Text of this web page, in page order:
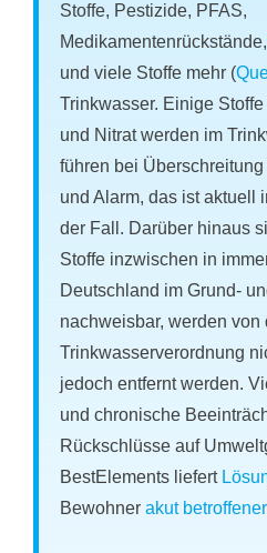
Stoffe, Pestizide, PFAS,
Medikamentenrückstände,
und viele Stoffe mehr (
Trinkwasser. Einige
und Nitrat werden im
führen bei
und Alarm, das ist aktuell
der Fall. Darüber hinaus
Stoffe inzwischen in
Deutschland im Grund-
nachweisbar, werden von
Trinkwasserverordnung
jedoch entfernt werden.
und chronische
Rückschlüsse auf
BestElements liefert
Bewohnerakut